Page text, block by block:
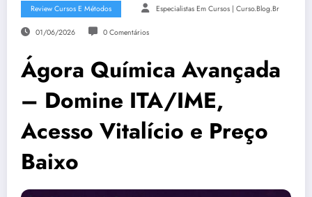
Review Cursos E Métodos Especialistas Em Cursos | Curso.blog.br
01/06/2026 0 Comentários
Ágora Química Avançada
– Domine ITA/IME,
Acesso Vitalício e Preço
Baixo